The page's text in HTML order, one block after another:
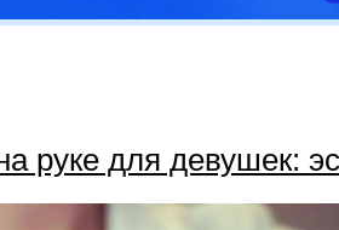
руке для девушек: